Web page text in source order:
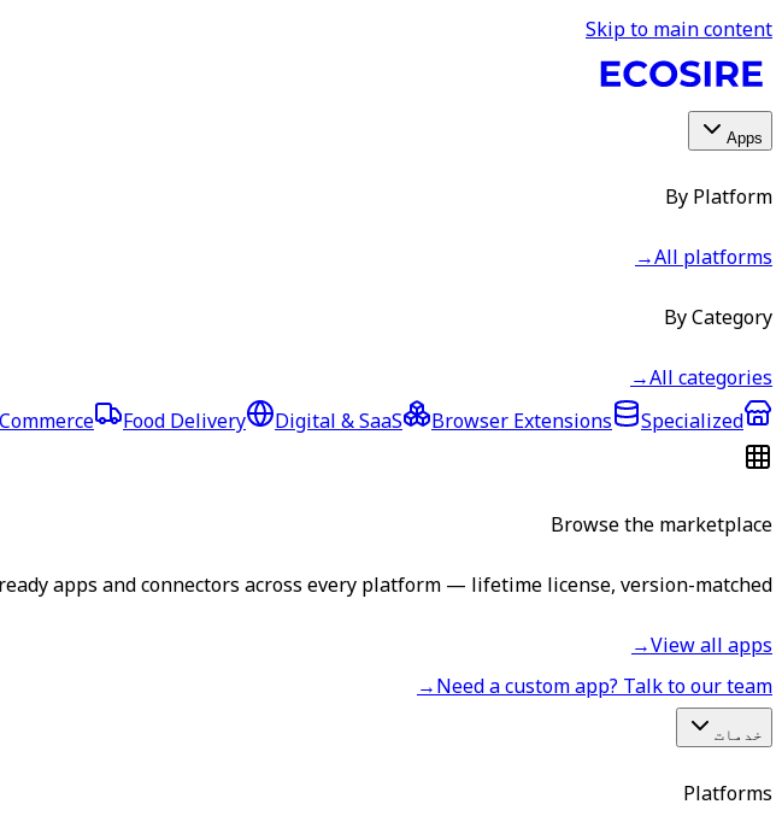
Skip to main content
Apps
By Platform
All platforms
→
By Category
All categories
→
Food Delivery Digital & SaaS Browser Extensions Specialized
Browse the marketplace
apps and connectors across every platform — lifetime license, version-matched.
View all apps
→
Need a custom app? Talk to our team
→
خدمات
Platforms